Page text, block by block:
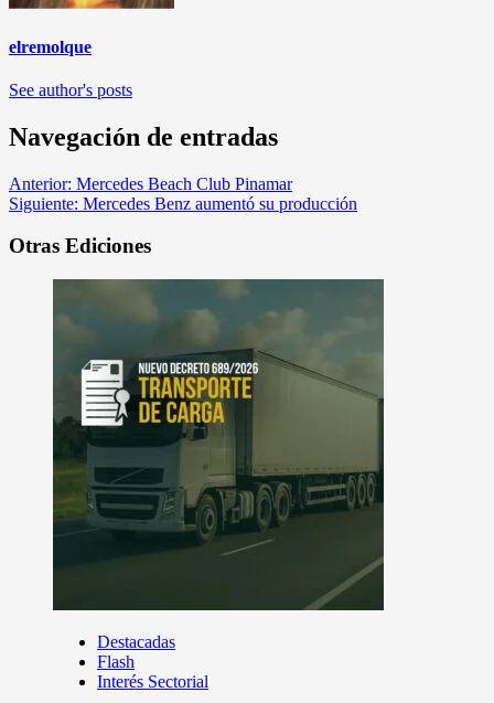
elremolque
See author's posts
Navegación de entradas
Anterior: Mercedes Beach Club Pinamar
Siguiente: Mercedes Benz aumentó su producción
Otras Ediciones
Destacadas
Flash
Interés Sectorial